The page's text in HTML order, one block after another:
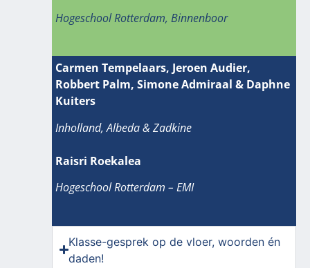
Hogeschool Rotterdam, Binnenboor
Carmen Tempelaars, Jeroen Audier,
Robbert Palm, Simone Admiraal & Daphne
Kuiters
Inholland, Albeda & Zadkine
Raisri Roekalea
Hogeschool Rotterdam – EMI
Klasse-gesprek op de vloer, woorden én
daden!